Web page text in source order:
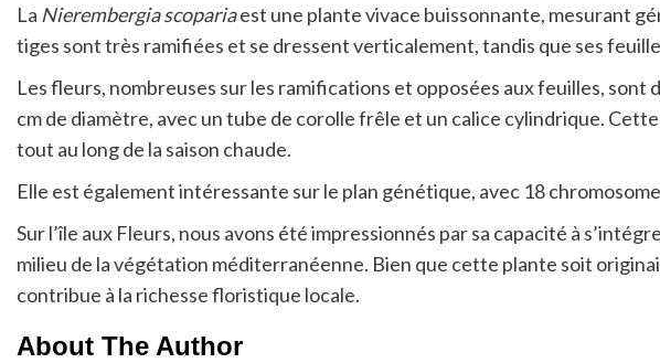
La Nierembergia scopariaest une plante vivace buissonnante, mesurant
tiges sont très ramifiées et se dressent verticalement, tandis que ses
Les fleurs, nombreuses sur les ramifications et opposées aux feuilles,
cm de diamètre, avec un tube de corolle frêle et un calice cylindrique.
tout au long de la saison chaude.
Elle est également intéressante sur le plan génétique, avec 18
Sur l’île aux Fleurs, nous avons été impressionnés par sa capacité à
milieu de la végétation méditerranéenne. Bien que cette plante soit
contribue à la richesse floristique locale.
About The Author